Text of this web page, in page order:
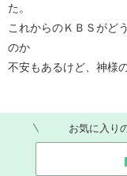
た。
これからのＫＢＳがど
のか
不安もあるけど、神様
お気に入り